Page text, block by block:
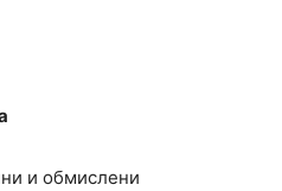
и обмислени